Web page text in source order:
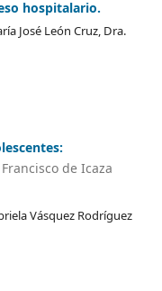
hospitalario.
José León Cruz, Dra.
de Icaza
Vásquez Rodríguez